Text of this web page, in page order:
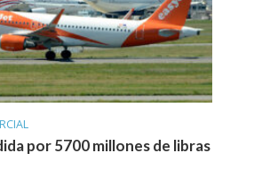
por 5700 millones de libras